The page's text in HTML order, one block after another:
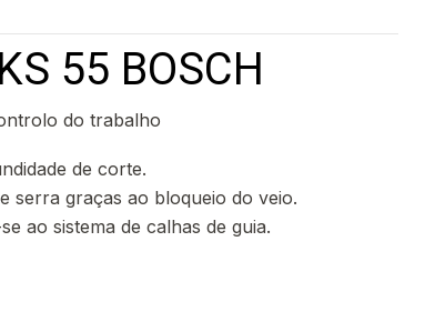
55 BOSCH
do trabalho
de corte.
serra graças ao bloqueio do veio.
ao sistema de calhas de guia.